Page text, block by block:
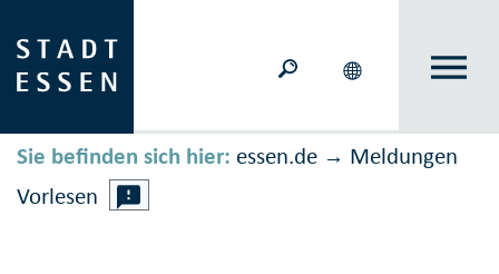
Sie befinden sich hier: essen.de → Meldungen
Vorlesen